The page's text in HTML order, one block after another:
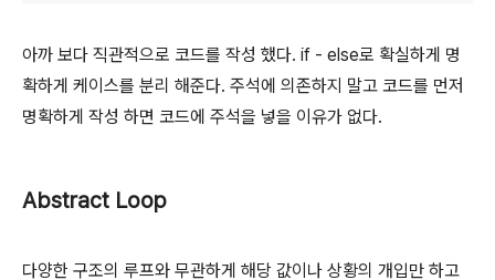
아까 보다 직관적으로 코드를 작성 했다. if - else로 확실하게 명
확하게 케이스를 분리 해준다. 주석에 의존하지 말고 코드를 먼저
명확하게 작성 하면 코드에 주석을 넣을 이유가 없다.
Abstract Loop
다양한 구조의 루프와 무관하게 해당 값이나 상황의 개입만 하고